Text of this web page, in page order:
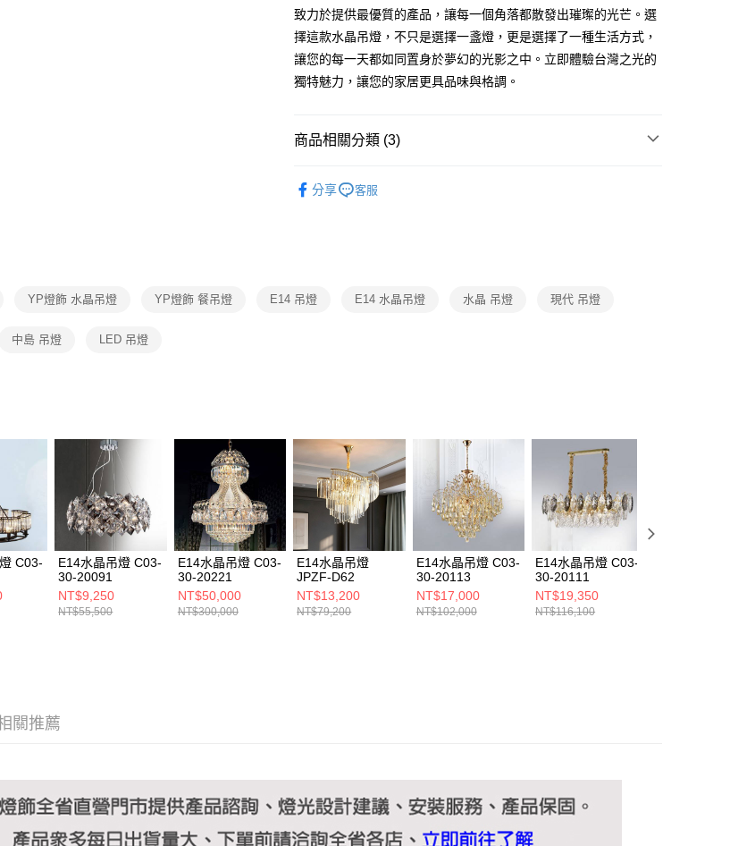
AFTEE先享後付
相關說明
【關於「AFTEE先享後付」】
AFTEE先享後付是「在收到商品之後才付款」的支付方式。 讓您購物簡單
便利好安心！
３．安心：先確認商品／服務後，再付款。
１．於結帳方式選擇「AFTEE先享後付」後，將跳轉至「AFTEE先享後
付」結帳頁面，進行簡訊認證並確認金額後，即可完成結帳。
先享後付繳納相關費用。
２．關於個人資料處理事宜，請瀏覽以下網址：
https://aftee.tw/terms/#terms3
３．未成年的使用者請事先徵得法定代理人或監護人之同意方可使用
「AFTEE先享後付」，若未經同意申辦者引起之損失，本公司不負相關責
４．使用「AFTEE先享後付」時，將依據個別帳號之用戶狀況，依本公司
即時審查核予不同之上限額度；若仍有額度不足之情形，本公司將視審查
結果請求用戶進行身份認證。
５．嚴禁一人註冊多個帳號或使用他人資訊註冊。若發現惡意使用之情
形，恩沛科技股份有限公司將有權停止該用戶之使用額度並採取法律行
動。
ATM付款
每筆NT$180，滿NT$5,000(含以上)免運費
致力於提供最優質的產品，讓每一個角落都散發出璀璨的光芒。選
擇這款水晶吊燈，不只是選擇一盞燈，更是選擇了一種生活方式，
讓您的每一天都如同置身於夢幻的光影之中。立即體驗台灣之光的
獨特魅力，讓您的家居更具品味與格調。
商品相關分類 (3)
分享 客服
YP燈飾 水晶吊燈 YP燈飾 餐吊燈 E14 吊燈 E14 水晶吊燈 水晶 吊燈 現代 吊燈
中島 吊燈 LED 吊燈
C03-
E14水晶吊燈 C03-
30-20091
NT$9,250
NT$55,500
E14水晶吊燈 C03-
30-20221
NT$50,000
NT$300,000
E14水晶吊燈
JPZF-D62
NT$13,200
NT$79,200
E14水晶吊燈 C03-
30-20113
NT$17,000
NT$102,000
E14水晶吊燈 C03-
30-20111
NT$19,350
NT$116,100
關推薦